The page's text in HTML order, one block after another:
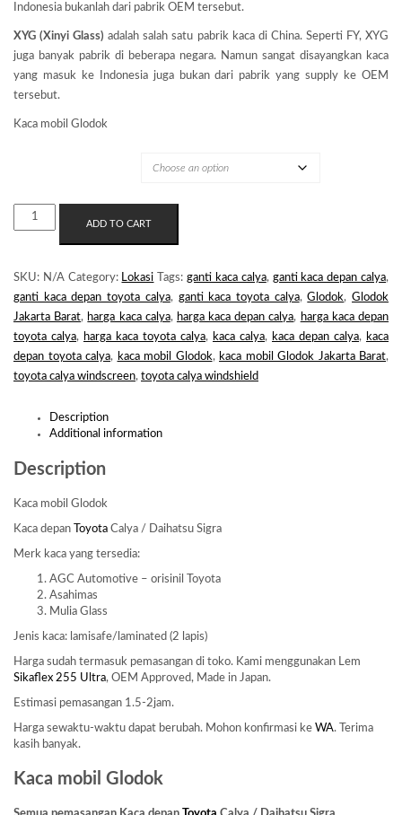
Indonesia bukanlah dari pabrik OEM tersebut.
XYG (Xinyi Glass)adalah salah satu pabrik kaca di China. Seperti FY, XYG
juga banyak pabrik di beberapa negara. Namun sangat disayangkan kaca
yang masuk ke Indonesia juga bukan dari pabrik yang supply ke OEM
tersebut.
Kaca mobil Glodok
KACA
MOBIL
QUANTITY
ADD TO CART
SKU: N/A Category: Lokasi Tags:ganti kaca calya, ganti kaca depan calya,
ganti kaca depan toyota calya, ganti kaca toyota calya,Glodok,Glodok
Jakarta Barat, harga kaca calya, harga kaca depan calya, harga kaca depan
toyota calya, harga kaca toyota calya, kaca calya, kaca depan calya, kaca
depan toyota calya, kaca mobil Glodok, kaca mobil Glodok Jakarta Barat,
toyota calya windscreen, toyota calya windshield
Description
Additional information
Description
Kaca mobil Glodok
Kaca depan Toyota Calya / Daihatsu Sigra
Merk kaca yang tersedia:
AGC Automotive – orisinil Toyota
Asahimas
Mulia Glass
Jenis kaca: lamisafe/laminated (2 lapis)
Harga sudah termasuk pemasangan di toko. Kami menggunakan Lem
Sikaflex 255 Ultra, OEM Approved, Made in Japan.
Estimasi pemasangan 1.5-2jam.
Harga sewaktu-waktu dapat berubah. Mohon konfirmasi ke WA. Terima
kasih banyak.
Kaca mobil Glodok